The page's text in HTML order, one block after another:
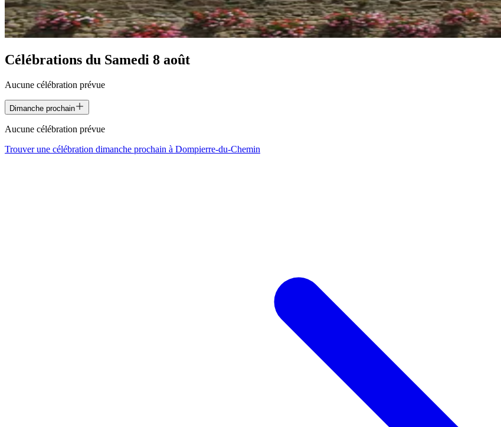
Célébrations du Samedi 8 août
Aucune célébration prévue
Dimanche prochain
Aucune célébration prévue
Trouver une célébration dimanche prochain à Dompierre-du-Chemin